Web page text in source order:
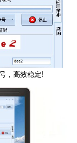
，高效稳定!